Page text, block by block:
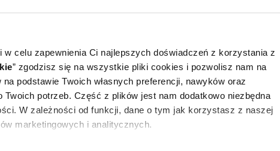
celu zapewnienia Ci najlepszych doświadczeń z korzystania z
” zgodzisz się na wszystkie pliki cookies i pozwolisz nam na
podstawie Twoich własnych preferencji, nawyków oraz
potrzeb. Część z plików jest nam dodatkowo niezbędna
W zależności od funkcji, dane o tym jak korzystasz z naszej
marketingowych i analitycznych.